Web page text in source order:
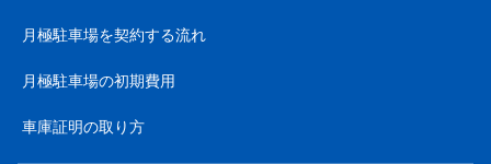
月極駐車場を契約する流れ
月極駐車場の初期費用
車庫証明の取り方